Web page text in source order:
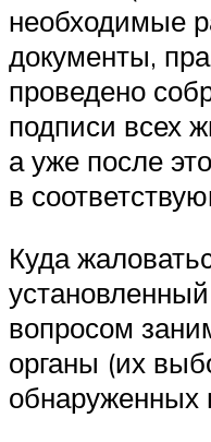
необходимые
документы,
проведено
подписи всех
а уже после
в
Куда
вопросом
органы (их
обнаруженных